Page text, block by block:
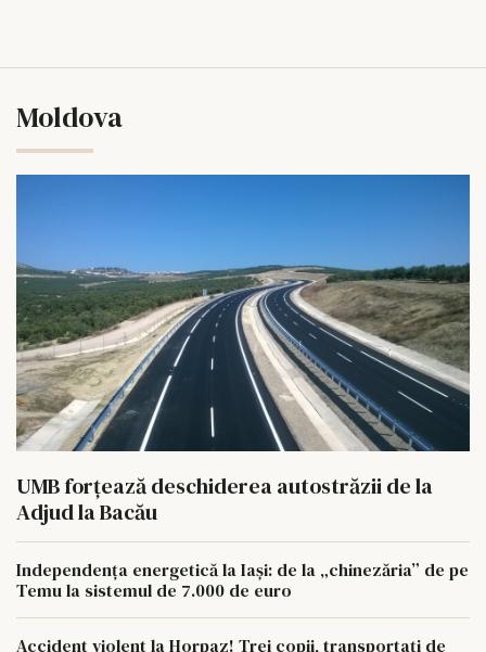
Moldova
UMB forțează deschiderea autostrăzii de la
Adjud la Bacău
Independența energetică la Iași: de la „chinezăria” de pe
Temu la sistemul de 7.000 de euro
Accident violent la Horpaz! Trei copii, transportați de